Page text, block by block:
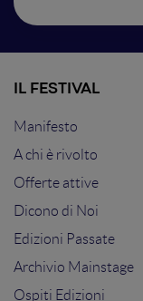
IL FESTIVAL
Manifesto
A chi è rivolto
Offerte attive
Dicono di Noi
Edizioni Passate
Archivio Mainstage
Ospiti Edizioni